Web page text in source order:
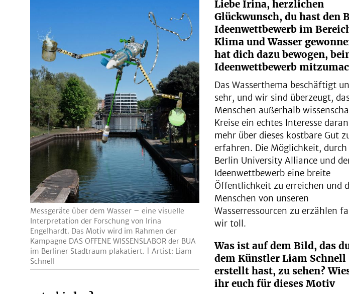
Messgeräte über dem Wasser – eine visuelle
Interpretation der Forschung von Irina
Engelhardt. Das Motiv wird im Rahmen der
Kampagne DAS OFFENE WISSENSLABOR der BUA
im Berliner Stadtraum plakatiert. | Artist: Liam
Schnell
Liebe Irina, herzlichen
Glückwunsch, du hast den
Ideenwettbewerb im
Klima und Wasser
hat dich dazu bewogen,
Ideenwettbewerb
Das Wasserthema beschäftigt
sehr, und wir sind überzeugt,
Menschen außerhalb
Kreise ein echtes Interesse
mehr über dieses kostbare Gut
erfahren. Die Möglichkeit, durch
Berlin University Alliance und
Ideenwettbewerb eine breite
Öffentlichkeit zu erreichen und
Menschen von unseren
Wasserressourcen zu erzählen
wir toll.
Was ist auf dem Bild, das
dem Künstler Liam Schnell
erstellt hast, zu sehen?
ihr euch für dieses Motiv